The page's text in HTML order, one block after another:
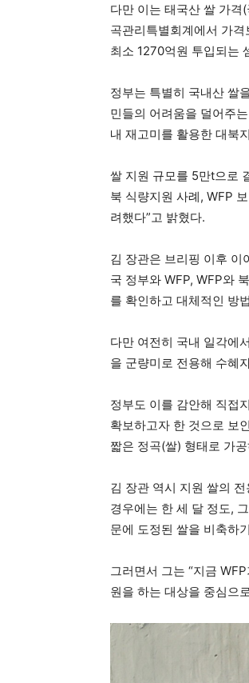
다만 이는 태국산 쌀 가격
곡관리특별회계에서 가
최소 1270억원 투입되는
정부는 특별히 국내산 쌀
민들의 어려움을 덜어주
내 재고미를 활용한 대북
쌀 지원 규모를 5만t으로
북 식량지원 사례, WFP
려했다”고 밝혔다.
김 장관은 브리핑 이후 이
국 정부와 WFP, WFP와
를 확인하고 대체적인 방
다만 여전히 국내 일각에
을 군량미로 전용해 수혜
정부도 이를 감안해 직접
확보하고자 한 것으로 보
짧은 정곡(쌀) 형태로 가
김 장관 역시 지원 쌀의
경우에는 한 세 달 정도,
문에 도정된 쌀을 비축하
그러면서 그는 “지금
원을 하는 대상을 중심으